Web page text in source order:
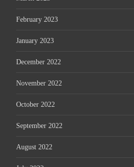
February 2023
January 2023
December 2022
November 2022
October 2022
September 2022
August 2022